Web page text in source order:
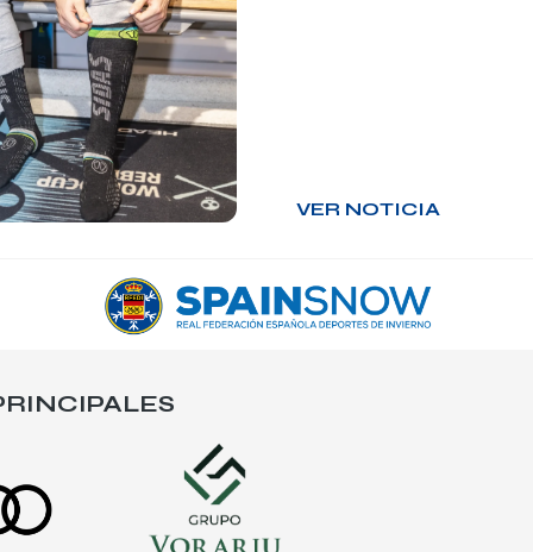
VER NOTICIA